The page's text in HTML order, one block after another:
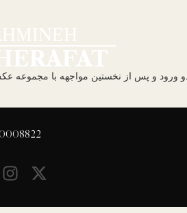
گالری باوان مهر ماه ۱۴۰۴ تهمینه شرافت . . . . . . . . . در بدو ورود و پس از نخستین مواجهه با